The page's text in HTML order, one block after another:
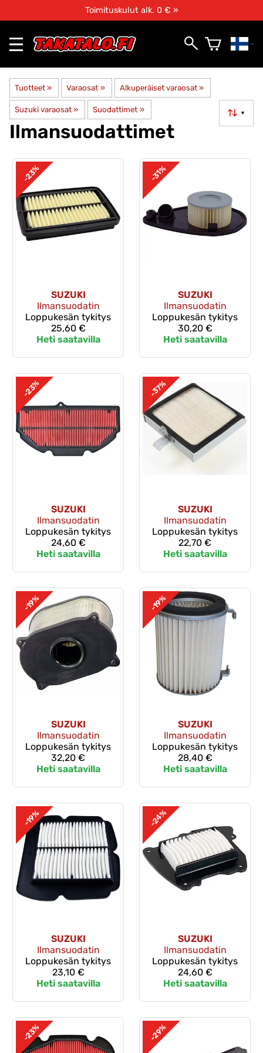
Toimituskulut alk. 0 € »
Tuotteet ‪» Varaosat ‪» Alkuperäiset varaosat ‪»
Suzuki varaosat ‪» Suodattimet ‪» ▼
Ilmansuodattimet
-23%
SUZUKI
Ilmansuodatin
Loppukesän tykitys
25,60 €
Heti saatavilla
-31%
SUZUKI
Ilmansuodatin
Loppukesän tykitys
30,20 €
Heti saatavilla
-23%
SUZUKI
Ilmansuodatin
Loppukesän tykitys
24,60 €
Heti saatavilla
-37%
SUZUKI
Ilmansuodatin
Loppukesän tykitys
22,70 €
Heti saatavilla
-19%
SUZUKI
Ilmansuodatin
Loppukesän tykitys
32,20 €
Heti saatavilla
-19%
SUZUKI
Ilmansuodatin
Loppukesän tykitys
28,40 €
Heti saatavilla
-19%
SUZUKI
Ilmansuodatin
Loppukesän tykitys
23,10 €
Heti saatavilla
-24%
SUZUKI
Ilmansuodatin
Loppukesän tykitys
24,60 €
Heti saatavilla
-23% -29%